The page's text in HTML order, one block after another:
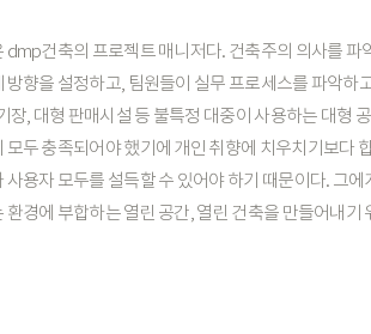
dmp건축의 프로젝트매니저다. 건축주의 의사를 파
방향을 설정하고, 팀원들이 실무 프로세스를 파악하
장, 대형 판매시설 등 불특정 대중이 사용하는 대형
모두충족되어야했기에 개인 취향에 치우치기보다
사용자 모두를 설득할수 있어야하기 때문이다. 그에
환경에 부합하는열린 공간,열린 건축을 만들어내기